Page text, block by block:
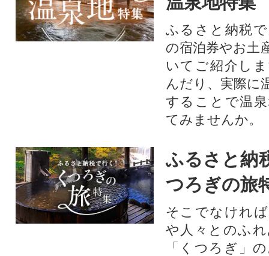
ふるさと納税
の宿泊券やお土
いてご紹介し
んだり、実際に
することで温
てみませんか。
ふるさと納
つろぎの旅
そこでなけれ
や人々とのふ
「くつろぎ」